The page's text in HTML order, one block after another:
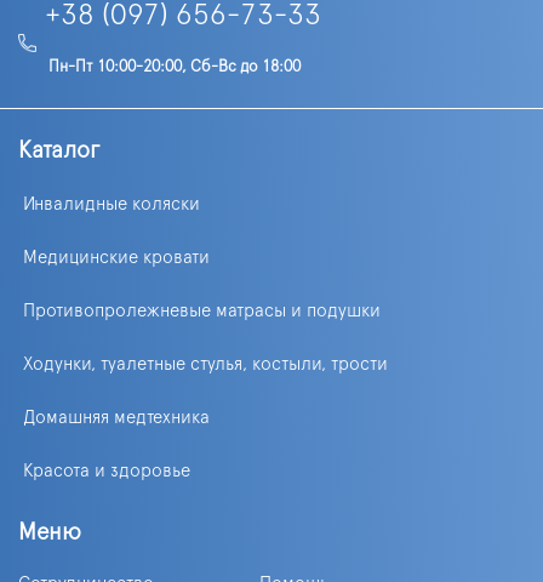
+38 (097) 656-73-33
Пн-Пт 10:00-20:00, Сб-Вс до 18:00
Каталог
Инвалидные коляски
Медицинские кровати
Противопролежневые матрасы и подушки
Ходунки, туалетные стулья, костыли, трости
Домашняя медтехника
Красота и здоровье
Меню